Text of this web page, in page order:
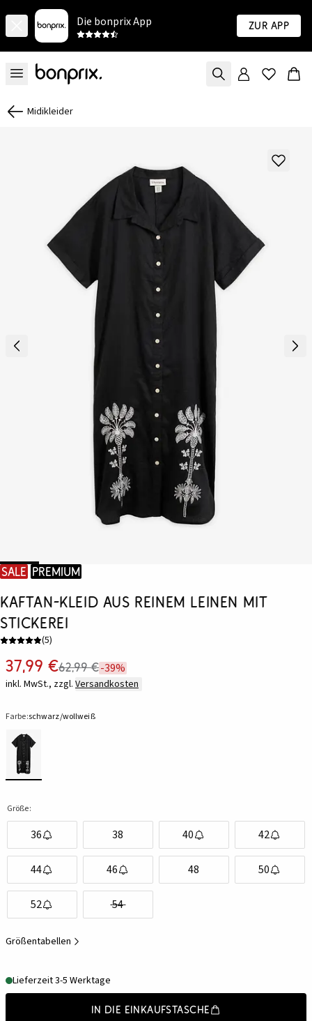
Die bonprix App Zur App
Midikleider
SALE Premium
Kaftan-Kleid aus reinem Leinen mit
Stickerei
(5)
37,99 €62,99 €-39%
inkl. MwSt., zzgl. Versandkosten
Farbe:schwarz/wollweiß
Größe:
36 38 40 42
44 46 48 50
52 54
Größentabellen
Lieferzeit 3-5 Werktage
In die Einkaufstasche